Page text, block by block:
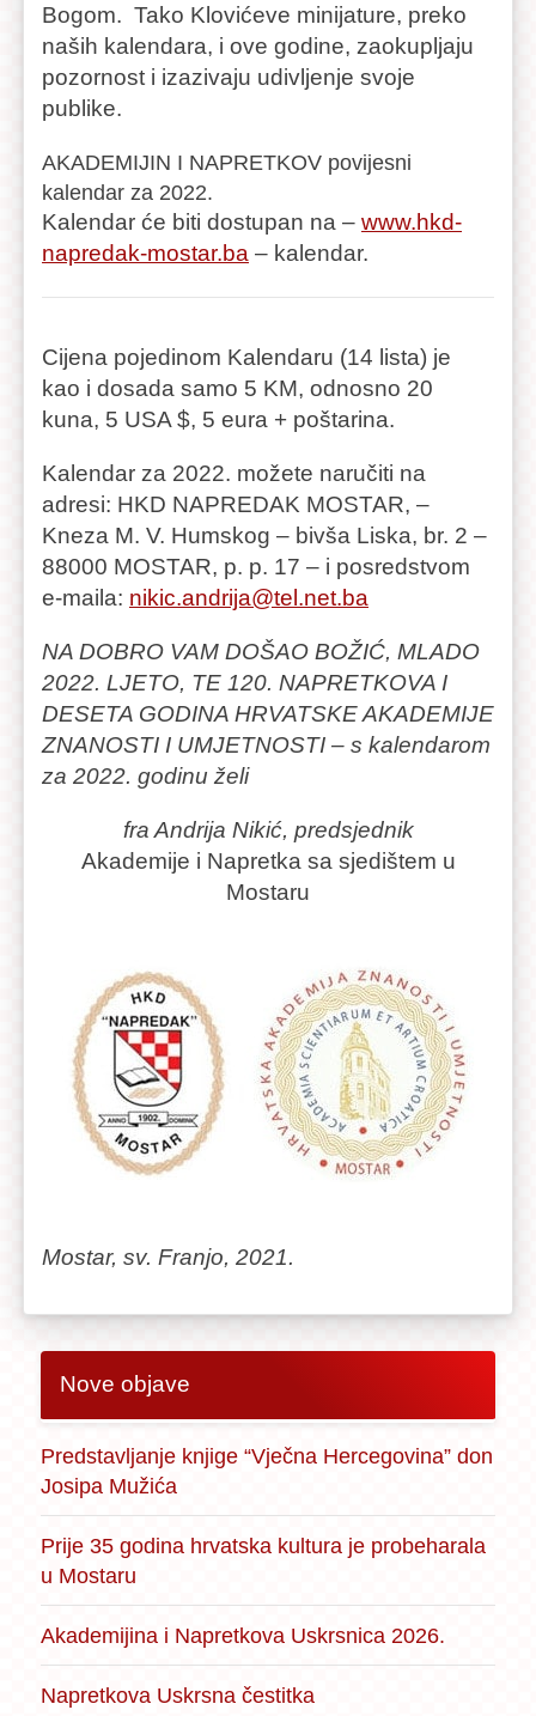
Bogom. Tako Klovićeve minijature, preko
naših kalendara, i ove godine, zaokupljaju
pozornost i izazivaju udivljenje svoje
publike.
AKADEMIJIN I NAPRETKOV povijesni
kalendar za 2022.
Kalendar će biti dostupan na – www.hkd-
napredak-mostar.ba – kalendar.
Cijena pojedinom Kalendaru (14 lista) je
kao i dosada samo 5 KM, odnosno 20
kuna, 5 USA $, 5 eura + poštarina.
Kalendar za 2022. možete naručiti na
adresi: HKD NAPREDAK MOSTAR, –
Kneza M. V. Humskog – bivša Liska, br. 2 –
88000 MOSTAR, p. p. 17 – i posredstvom
e-maila: nikic.andrija@tel.net.ba
NA DOBRO VAM DOŠAO BOŽIĆ, MLADO
2022. LJETO, TE 120. NAPRETKOVA I
DESETA GODINA HRVATSKE AKADEMIJE
ZNANOSTI I UMJETNOSTI – s kalendarom
za 2022. godinu želi
fra Andrija Nikić, predsjednik
Akademije i Napretka sa sjedištem u
Mostaru
Mostar, sv. Franjo, 2021.
Nove objave
Predstavljanje knjige “Vječna Hercegovina” don
Josipa Mužića
Prije 35 godina hrvatska kultura je probeharala
u Mostaru
Akademijina i Napretkova Uskrsnica 2026.
Napretkova Uskrsna čestitka